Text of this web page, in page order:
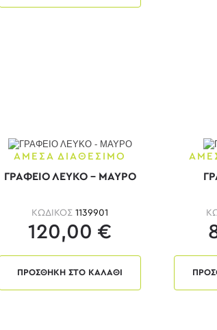
ΑΜΕΣΑ ΔΙΑΘΕΣΙΜΟ
ΓΡΑΦΕΙΟ ΛΕΥΚΟ - ΜΑΥΡΟ
ΚΩΔΙΚΟΣ1139901
120,00 €
ΠΡΟΣΘΗΚΗ ΣΤΟ ΚΑΛΑΘΙ